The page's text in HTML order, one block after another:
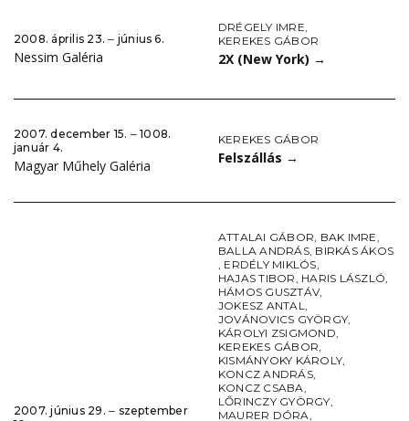
2008. április 23. ‒ június 6.
Nessim Galéria
DRÉGELY IMRE,
KEREKES GÁBOR
2X (New York) →
2007. december 15. ‒ 1008.
január 4.
Magyar Műhely Galéria
KEREKES GÁBOR
Felszállás →
2007. június 29. ‒ szeptember
ATTALAI GÁBOR, BAK IMRE,
BALLA ANDRÁS, BIRKÁS ÁKOS
, ERDÉLY MIKLÓS,
HAJAS TIBOR, HARIS LÁSZLÓ,
HÁMOS GUSZTÁV,
JOKESZ ANTAL,
JOVÁNOVICS GYÖRGY,
KÁROLYI ZSIGMOND,
KEREKES GÁBOR,
KISMÁNYOKY KÁROLY,
KONCZ ANDRÁS,
KONCZ CSABA,
LŐRINCZY GYÖRGY,
MAURER DÓRA,